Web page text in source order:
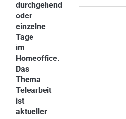
durchgehend
oder
einzelne
Tage
im
Homeoffice.
Das
Thema
Telearbeit
ist
aktueller